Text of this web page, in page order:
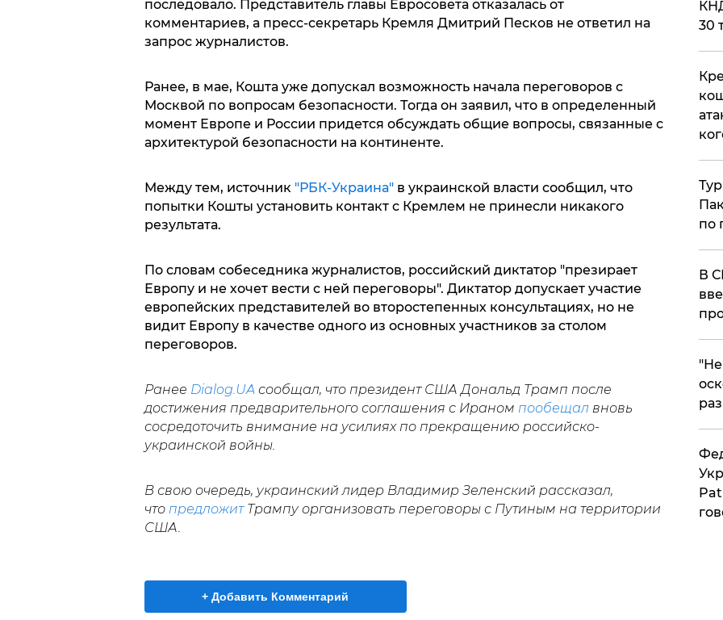
последовало. Представитель главы Евросовета отказалась от
комментариев, а пресс-секретарь Кремля Дмитрий Песков не ответил на
запрос журналистов.
Ранее, в мае, Кошта уже допускал возможность начала переговоров с
Москвой по вопросам безопасности. Тогда он заявил, что в определенный
момент Европе и России придется обсуждать общие вопросы, связанные с
архитектурой безопасности на континенте.
Между тем, источник "РБК-Украина"в украинской власти сообщил, что
попытки Кошты установить контакт с Кремлем не принесли никакого
результата.
По словам собеседника журналистов, российский диктатор "презирает
Европу и не хочет вести с ней переговоры". Диктатор допускает участие
европейских представителей во второстепенных консультациях, но не
видит Европу в качестве одного из основных участников за столом
переговоров.
Ранее Dialog.UA сообщал, что президент США Дональд Трамп после
достижения предварительного соглашения с Ираном пообещал вновь
сосредоточить внимание на усилиях по прекращению российско-
украинской войны.
В свою очередь, украинский лидер Владимир Зеленский рассказал,
что предложитТрампу организовать переговоры с Путиным на территории
США.
+ Добавить Комментарий
30
по
В